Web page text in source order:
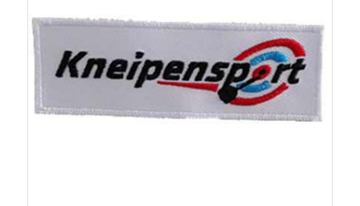
Gewicht
14 g 40 g